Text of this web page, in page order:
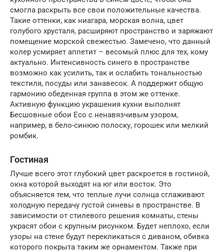
смогла раскрыть все свои положительные качества.
Такие оттенки, как ниагара, морская волна, цвет
голубого хрусталя, расширяют пространство и заряжают
помещение морской свежестью. Замечено, что данный
колер усмиряет аппетит – весомый плюс для тех, кому
актуально. Интенсивность синего в пространстве
возможно как усилить, так и ослабить тональностью
текстиля, посуды или занавесок. А поддержит общую
гармонию обеденная группа в этом же оттенке.
Активную функцию украшения кухни выполнят
Бесшовные обои Eco с ненавязчивым узором,
например, в бело-синюю полоску, горошек или мелкий
ромбик.
Гостиная
Лучше всего этот глубокий цвет раскроется в гостиной,
окна которой выходят на юг или восток. Это
объясняется тем, что теплые лучи солнца сглаживают
холодную передачу густой синевы в пространстве. В
зависимости от стилевого решения комнаты, стены
украсят обои с крупным рисунком. Будет неплохо, если
узоры на стене будут перекликаться с диваном, обивка
которого покрыта таким же орнаментом. Также при